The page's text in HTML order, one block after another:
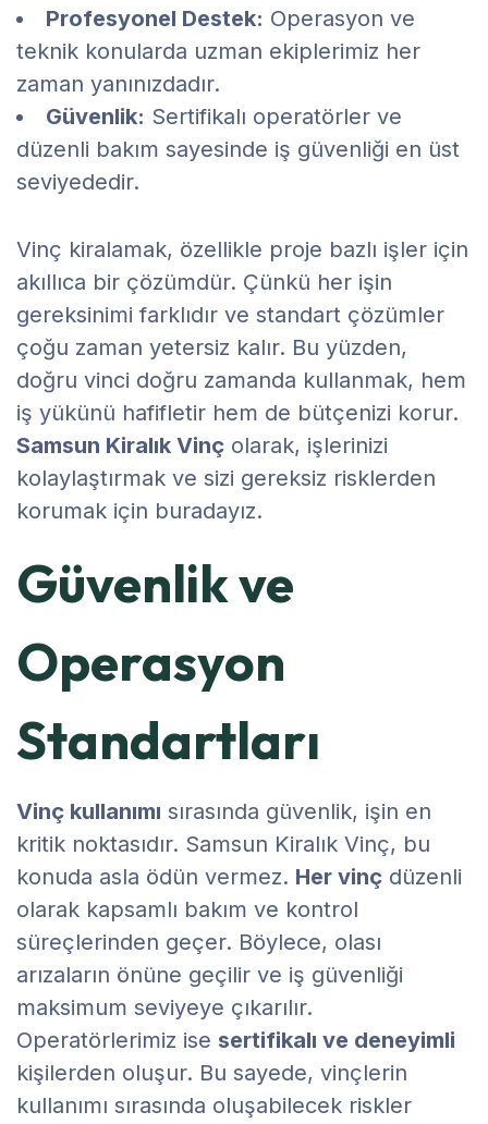
Profesyonel Destek: Operasyon ve
teknik konularda uzman ekiplerimiz her
zaman yanınızdadır.
Güvenlik: Sertifikalı operatörler ve
düzenli bakım sayesinde iş güvenliği en üst
seviyededir.
Vinç kiralamak, özellikle proje bazlı işler için
akıllıca bir çözümdür. Çünkü her işin
gereksinimi farklıdır ve standart çözümler
çoğu zaman yetersiz kalır. Bu yüzden,
doğru vinci doğru zamanda kullanmak, hem
iş yükünü hafifletir hem de bütçenizi korur.
Samsun Kiralık Vinç olarak, işlerinizi
kolaylaştırmak ve sizi gereksiz risklerden
korumak için buradayız.
Güvenlik ve
Operasyon
Standartları
Vinç kullanımı sırasında güvenlik, işin en
kritik noktasıdır. Samsun Kiralık Vinç, bu
konuda asla ödün vermez. Her vinç düzenli
olarak kapsamlı bakım ve kontrol
süreçlerinden geçer. Böylece, olası
arızaların önüne geçilir ve iş güvenliği
maksimum seviyeye çıkarılır.
Operatörlerimiz ise sertifikalı ve deneyimli
kişilerden oluşur. Bu sayede, vinçlerin
kullanımı sırasında oluşabilecek riskler